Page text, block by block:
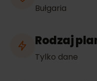
Bułgaria
Rodzaj
Tylko dane